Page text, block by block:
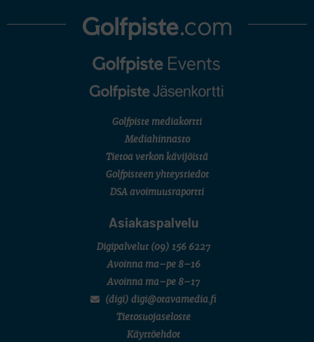
U.S. Women's Amateur Championship
English Boys' (U14) Open Amateur Stroke Play Championship
Eeli Krankka, Lionel Mutikainen
7 (U18 ja U21/pojat/Tahko)
6 (Archipelagia Golf)
Golfpiste mediakortti
Mediahinnasto
Tietoa verkon kävijöistä
Golfpisteen yhteystiedot
DSA avoimuusraportti
Asiakaspalvelu
Digipalvelut (09) 156 6227
Avoinna ma–pe 8–16
Avoinna ma–pe 8–17
(digi) digi@otavamedia.fi
Tietosuojaseloste
Käyttöehdot